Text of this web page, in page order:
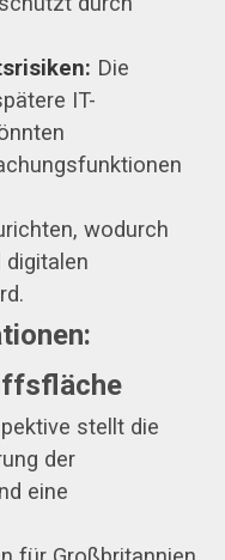
Die
IT-
wodurch
stellt die
der
eine